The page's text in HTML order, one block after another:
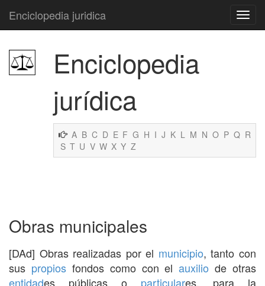
Enciclopedia juridica
Enciclopedia
jurídica
A B C D E F G H I J K L M N O P Q R
S T U V W X Y Z
Obras municipales
[DAd] Obras realizadas por el municipio, tanto con
sus propiosfondos como con elauxilio de otras
entidades públicas o particulares, para la